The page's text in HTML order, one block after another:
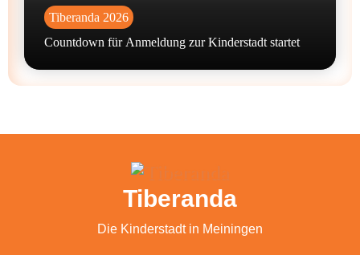
Tiberanda 2026
Countdown für Anmeldung zur Kinderstadt startet
Tiberanda
Die Kinderstadt in Meiningen